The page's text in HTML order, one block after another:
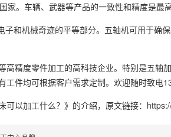
家。车辆、武器等产品的一致性和精度是最高
子和机械奇迹的平等部分。五轴机可用于确
高精度零件加工的高科技企业。特别是五
工件均可根据客户需求定制。欢迎随时致电
可以加工什么？》 的介绍，原文链接：